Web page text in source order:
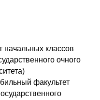
начальных классов
очного
факультет